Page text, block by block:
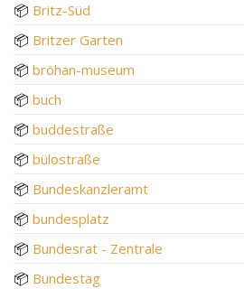
📦 Britz-Süd
📦 Britzer Garten
📦 bröhan-museum
📦 buch
📦 buddestraße
📦 bülostraße
📦 Bundeskanzleramt
📦 bundesplatz
📦 Bundesrat - Zentrale
📦 Bundestag